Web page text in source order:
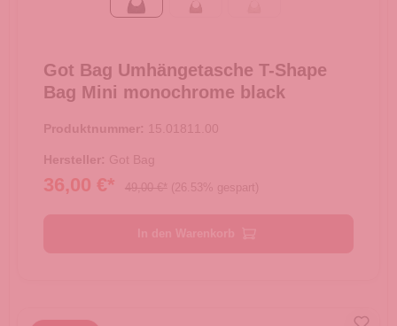
monochrome black
oyster
Got Bag Umhängetasche T-Shape
Bag Mini monochrome black
Produktnummer: 15.01811.00
Hersteller: Got Bag
36,00 €* 49,00 €* (26.53% gespart)